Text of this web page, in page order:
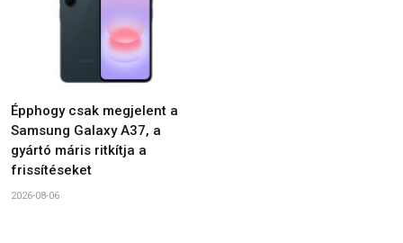
Épphogy csak megjelent a
Samsung Galaxy A37, a
gyártó máris ritkítja a
frissítéseket
2026-08-06